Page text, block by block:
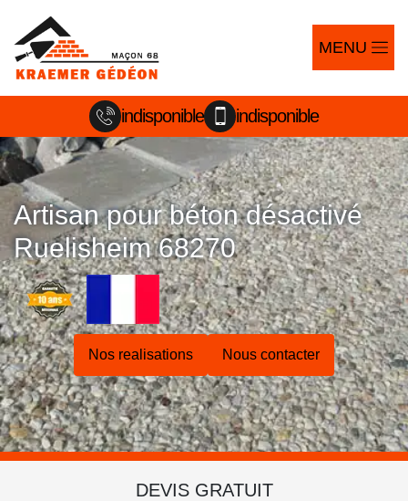
MENU
indisponible indisponible
Artisan pour béton désactivé
Ruelisheim 68270
Nos realisations Nous contacter
DEVIS GRATUIT